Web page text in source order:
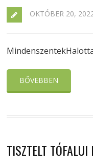
OKTÓBER 20,
BŐVEBBEN
TISZTELT TÓFALUI